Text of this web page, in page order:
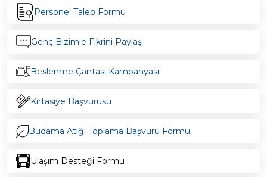
Personel Talep Formu
Genç Bizimle Fikrini Paylaş
Beslenme Çantası Kampanyası
Kırtasiye Başvurusu
Budama Atığı Toplama Başvuru Formu
Ulaşım Desteği Formu